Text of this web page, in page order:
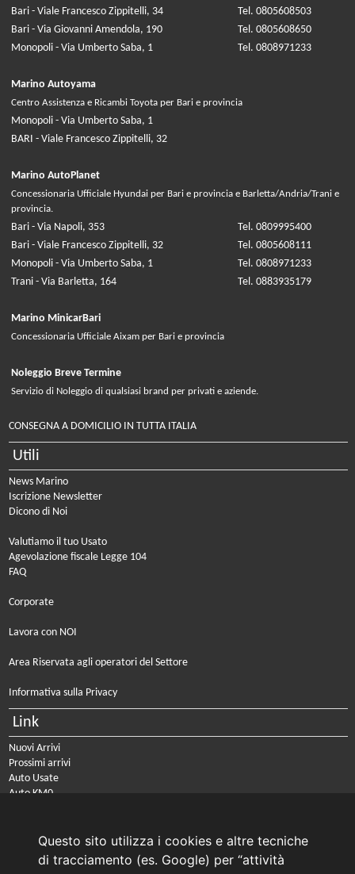
Questo sito utilizza i cookies e altre tecniche
di tracciamento (es. Google) per “attività
Bari - Viale Francesco Zippitelli, 34
Tel. 0805608503
Bari - Via Giovanni Amendola, 190
Tel. 0805608650
Monopoli - Via Umberto Saba, 1
Tel. 0808971233
Marino Autoyama
Centro Assistenza e Ricambi Toyota per Bari e provincia
Monopoli - Via Umberto Saba, 1
BARI - Viale Francesco Zippitelli, 32
Marino AutoPlanet
Concessionaria Ufficiale Hyundai per Bari e provincia e Barletta/Andria/Trani e
provincia.
Bari - Via Napoli, 353
Tel. 0809995400
Bari - Viale Francesco Zippitelli, 32
Tel. 0805608111
Monopoli - Via Umberto Saba, 1
Tel. 0808971233
Trani - Via Barletta, 164
Tel. 0883935179
Marino MinicarBari
Concessionaria Ufficiale Aixam per Bari e provincia
Noleggio Breve Termine
Servizio di Noleggio di qualsiasi brand per privati e aziende.
CONSEGNA A DOMICILIO IN TUTTA ITALIA
Utili
News Marino
Iscrizione Newsletter
Dicono di Noi
Valutiamo il tuo Usato
Agevolazione fiscale Legge 104
FAQ
Corporate
Lavora con NOI
Area Riservata agli operatori del Settore
Informativa sulla Privacy
Link
Nuovi Arrivi
Prossimi arrivi
Auto Usate
Auto KM0
PRENOTA IL TUO INTERVENTO DI OFFICINA
PRENOTA LA REVISIONE DELLA TUA AUTO